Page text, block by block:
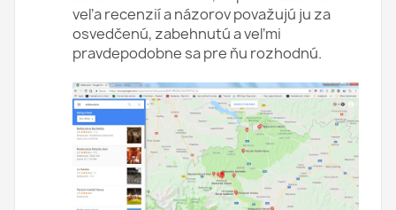
veľa recenzií a názorov považujú ju za
osvedčenú, zabehnutú a veľmi
pravdepodobne sa pre ňu rozhodnú.